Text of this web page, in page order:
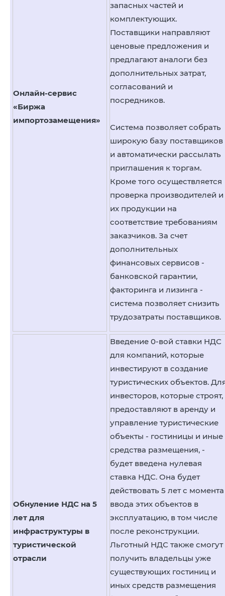
Онлайн-сервис
«Биржа
импортозамещения»
запасных частей и
комплектующих.
Поставщики направляют
ценовые предложения и
предлагают аналоги без
дополнительных затрат,
согласований и
посредников.
Система позволяет собрать
широкую базу поставщиков
и автоматически рассылать
приглашения к торгам.
Кроме того осуществляется
проверка производителей и
их продукции на
соответствие требованиям
заказчиков. За счет
дополнительных
финансовых сервисов -
банковской гарантии,
факторинга и лизинга -
система позволяет снизить
трудозатраты поставщиков.
Обнуление НДС на 5
лет для
инфраструктуры в
туристической
отрасли
Введение 0-вой ставки НДС
для компаний, которые
инвестируют в создание
туристических объектов.
инвесторов, которые строят,
предоставляют в аренду и
управление туристические
объекты - гостиницы и иные
средства размещения, -
будет введена нулевая
ставка НДС. Она будет
действовать 5 лет с момента
ввода этих объектов в
эксплуатацию, в том числе
после реконструкции.
Льготный НДС также смогут
получить владельцы уже
существующих гостиниц и
иных средств размещения